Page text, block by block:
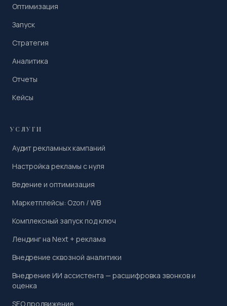
Оптимизация
Запуск
Стратегия
Аналитика
Отчеты
Кейсы
УСЛУГИ
Аудит рекламных кампаний
Настройка рекламы с нуля
Ведение и оптимизация
Маркетплейсы: Ozon / WB
Комплексный запуск под ключ
Лендинг на Next + реклама
Внедрение сквозной аналитики
Внедрение ИИ ассистента — расшифровка звонков и
оценка
SEO продвижение